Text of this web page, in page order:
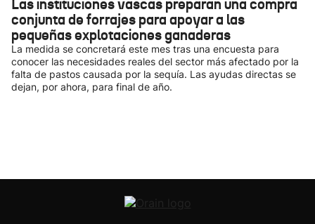
Las instituciones vascas preparan una compra
conjunta de forrajes para apoyar a las
pequeñas explotaciones ganaderas
La medida se concretará este mes tras una encuesta para
conocer las necesidades reales del sector más afectado por la
falta de pastos causada por la sequía. Las ayudas directas se
dejan, por ahora, para final de año.